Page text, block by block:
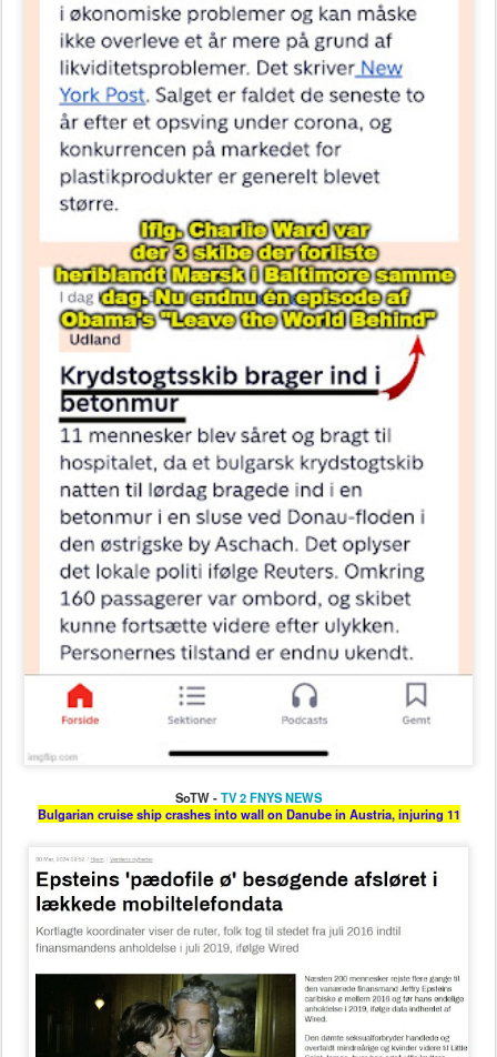
SoTW -TV 2 FNYS NEWS
Bulgarian cruise ship crashes into wall on Danube in Austria, injuring 11